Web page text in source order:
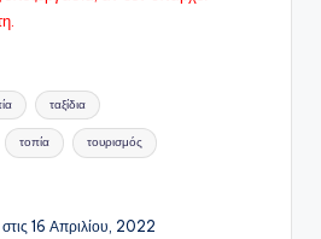
ταξίδια
τοπία τουρισμός
16 Απριλίου, 2022